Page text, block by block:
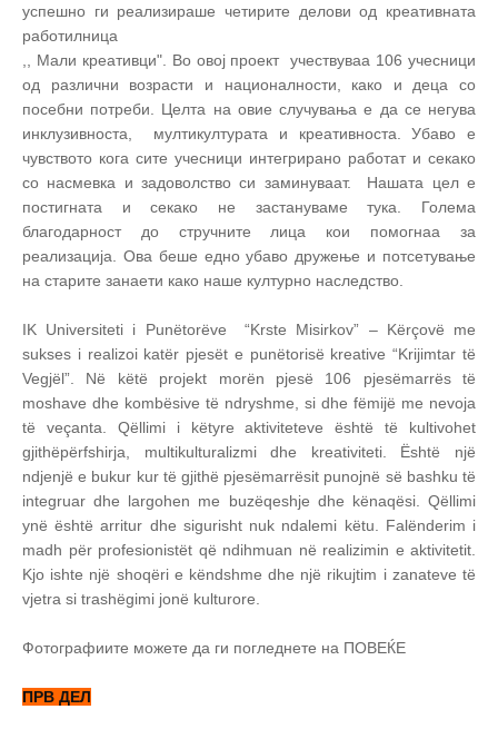
успешно ги реализираше четирите делови од креативната
работилница
,, Мали креативци". Во овој проект учествуваа 106 учесници
од различни возрасти и националности, како и деца со
посебни потреби. Целта на овие случувања е да се негува
инклузивноста, мултикултурата и креативноста. Убаво е
чувството кога сите учесници интегрирано работат и секако
со насмевка и задоволство си заминуваат. Нашата цел е
постигната и секако не застануваме тука. Голема
благодарност до стручните лица кои помогнаа за
реализација. Ова беше едно убаво дружење и потсетување
на старите занаети како наше културно наследство.
IK Universiteti i Punëtorëve “Krste Misirkov” – Kërçovë me
sukses i realizoi katër pjesët e punëtorisë kreative “Krijimtar të
Vegjël”. Në këtë projekt morën pjesë 106 pjesëmarrës të
moshave dhe kombësive të ndryshme, si dhe fëmijë me nevoja
të veçanta. Qëllimi i këtyre aktiviteteve është të kultivohet
gjithëpërfshirja, multikulturalizmi dhe kreativiteti. Është një
ndjenjë e bukur kur të gjithë pjesëmarrësit punojnë së bashku të
integruar dhe largohen me buzëqeshje dhe kënaqësi. Qëllimi
ynë është arritur dhe sigurisht nuk ndalemi këtu. Falënderim i
madh për profesionistët që ndihmuan në realizimin e aktivitetit.
Kjo ishte një shoqëri e këndshme dhe një rikujtim i zanateve të
vjetra si trashëgimi jonë kulturore.
Фотографиите можете да ги погледнете на ПОВЕЌЕ
ПРВ ДЕЛ